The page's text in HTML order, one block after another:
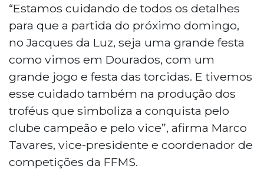
“Estamos cuidando de todos os detalhes
para que a partida do próximo domingo,
no Jacques da Luz, seja uma grande festa
como vimos em Dourados, com um
grande jogo e festa das torcidas. E tivemos
esse cuidado também na produção dos
troféus que simboliza a conquista pelo
clube campeão e pelo vice”, afirma Marco
Tavares, vice-presidente e coordenador de
competições da FFMS.